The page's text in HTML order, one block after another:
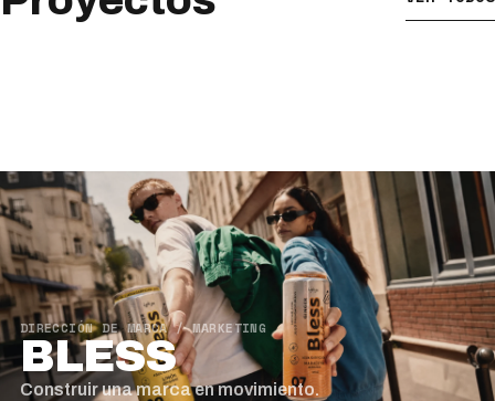
DIRECCIÓN DE MARCA / MARKETING
BLESS
Construir una marca en movimiento.